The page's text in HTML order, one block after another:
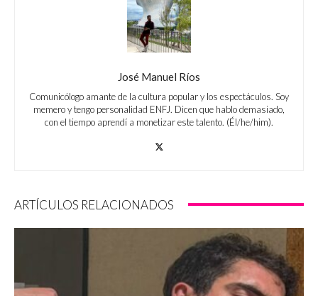
José Manuel Ríos
Comunicólogo amante de la cultura popular y los espectáculos. Soy
memero y tengo personalidad ENFJ. Dicen que hablo demasiado,
con el tiempo aprendí a monetizar este talento. (Él/he/him).
ARTÍCULOS RELACIONADOS